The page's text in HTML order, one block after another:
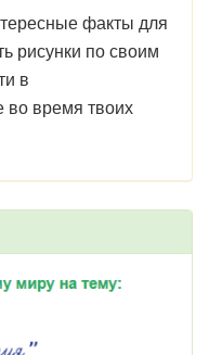
факты для
рисунки по своим
в
во время твоих